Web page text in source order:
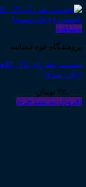
مشاهده
پژوهشگاه قوه قضاییه
نشست
(چاپ سوم)
۳۲,۰۰۰ تومان
افزودن به سبد خرید